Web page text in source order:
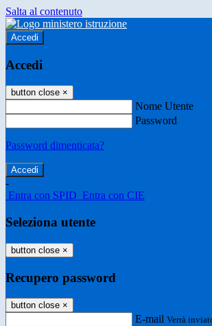
Salta al contenuto
Accedi
Accedi
button close ×
Nome Utente
Password
Password dimenticata?
-
Entra con SPID Entra con CIE
Seleziona utente
button close ×
Recupero password
button close ×
E-mail Verrà